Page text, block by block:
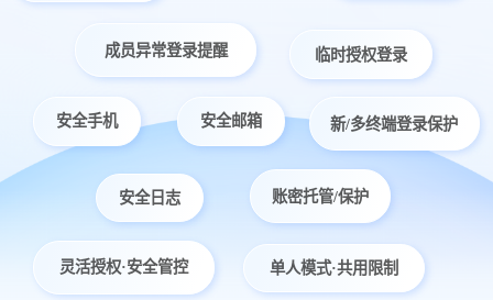
成员异常登录提醒 临时授权登录
安全手机 安全邮箱 新/多终端登录保护
安全日志 账密托管/保护
灵活授权·安全管控 单人模式·共用限制